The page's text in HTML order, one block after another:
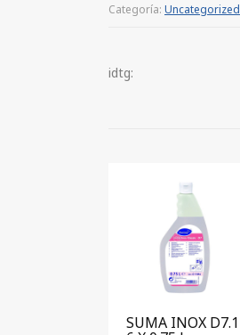
Categoría: Uncategorized
idtg:
SUMA INOX D7.1